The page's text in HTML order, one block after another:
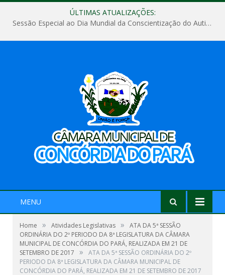
ÚLTIMAS ATUALIZAÇÕES:
Sessão Especial ao Dia Mundial da Conscientização do Autismo
MENU
Home » Atividades Legislativas »
ATA DA 5ª SESSÃO
ORDINÁRIA DO 2º PERIODO DA 8ª LEGISLATURA DA CÂMARA
MUNICIPAL DE CONCÓRDIA DO PARÁ, REALIZADA EM 21 DE
SETEMBRO DE 2017
»
ATA DA 5ª SESSÃO ORDINÁRIA DO 2º
PERIODO DA 8ª LEGISLATURA DA CÂMARA MUNICIPAL DE
CONCÓRDIA DO PARÁ, REALIZADA EM 21 DE SETEMBRO DE 2017